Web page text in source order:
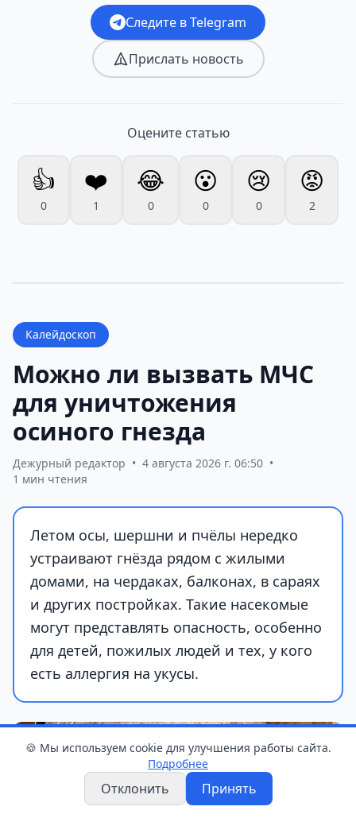
Следите в Telegram
Прислать новость
Оцените статью
👍
0
❤️
1
😂
0
😮
0
😢
0
😡
2
Калейдоскоп
Можно ли вызвать МЧС
для уничтожения
осиного гнезда
Дежурный редактор • 4 августа 2026 г. 06:50 •
1 мин чтения
Летом осы, шершни и пчёлы нередко
устраивают гнёзда рядом с жилыми
домами, на чердаках, балконах, в сараях
и других постройках. Такие насекомые
могут представлять опасность, особенно
для детей, пожилых людей и тех, у кого
есть аллергия на укусы.
🍪 Мы используем cookie для улучшения работы сайта.
Подробнее
Отклонить Принять